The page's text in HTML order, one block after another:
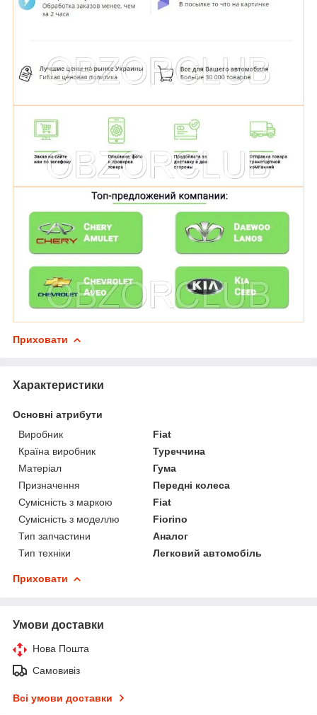
Приховати
Характеристики
Основні атрибути
Виробник
Fiat
Країна виробник
Туреччина
Матеріал
Гума
Призначення
Передні колеса
Сумісність з маркою
Fiat
Сумісність з моделлю
Fiorino
Тип запчастини
Аналог
Тип техніки
Легковий автомобіль
Приховати
Умови доставки
Нова Пошта
Самовивіз
Всі умови доставки